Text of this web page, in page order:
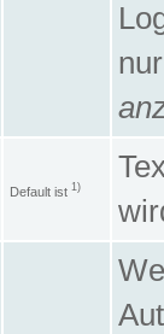
Default ist 1)